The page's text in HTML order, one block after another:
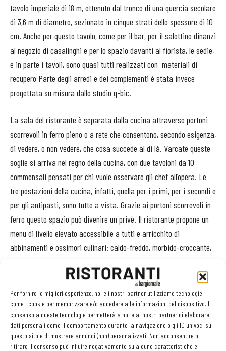
Per fornire le migliori esperienze, noi e i nostri partner utilizziamo tecnologie
come i cookie per memorizzare e/o accedere alle informazioni del dispositivo. Il
consenso a queste tecnologie permetterà a noi e ai nostri partner di elaborare
dati personali come il comportamento durante la navigazione o gli ID univoci su
questo sito e di mostrare annunci (non) personalizzati. Non acconsentire o
ritirare il consenso può influire negativamente su alcune caratteristiche e
tavolo imperiale di 18 m, ottenuto dal tronco di una quercia secolare
di 3,6 m di diametro, sezionato in cinque strati dello spessore di 10
cm. Anche per questo tavolo, come per il bar, per il salottino dinanzi
al negozio di casalinghi e per lo spazio davanti al fiorista, le sedie,
e in parte i tavoli, sono quasi tutti realizzati con materiali di
recupero Parte degli arredi e dei complementi è stata invece
progettata su misura dallo studio q-bic.
La sala del ristorante è separata dalla cucina attraverso portoni
scorrevoli in ferro pieno o a rete che consentono, secondo esigenza,
di vedere, o non vedere, che cosa succede al di là. Varcate queste
soglie si arriva nel regno della cucina, con due tavoloni da 10
commensali pensati per chi vuole osservare gli chef all’opera. Le
tre postazioni della cucina, infatti, quella per i primi, per i secondi e
per gli antipasti, sono tutte a vista. Grazie ai portoni scorrevoli in
ferro questo spazio può divenire un privè. Il ristorante propone un
menu di livello elevato accessibile a tutti e arricchito di
abbinamenti e ossimori culinari: caldo-freddo, morbido-croccante,
dolce-salato.
Al piano di sotto, dove prima c’erano le cantine, è stato creato,
infine, un locale nel locale dove si fa musica dal vivo, in un
ambiente suddiviso in tre aree, in cui si trova anche un banco bar.
Anche qui l’arredamento è costituito prevalentemente da arredi di
recupero. Le luci, all’interno di La Menagere, giocano un ruolo